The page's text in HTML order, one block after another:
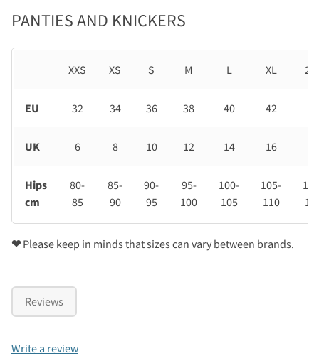
PANTIES AND KNICKERS
XXS XS S M L XL
EU 32 34 36 38 40 42
UK 6 8 10 12 14 16
Hips
cm
80-
85
85-
90
90-
95
95-
100
100-
105
105-
110
❤Please keep in minds that sizes can vary between brands.
Reviews
Write a review